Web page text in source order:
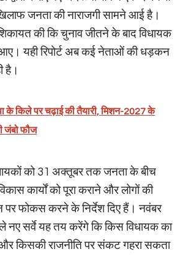
जनता की नाराजगी सामने आई है।
की कि चुनाव जीतने के बाद विधायक
आए। यही रिपोर्ट अब कई नेताओं की धड़कन
है।
के किले पर चढ़ाई की तैयारी, मिशन-2027 के
जंबो फौज
को 31 अक्तूबर तक जनता के बीच
कार्यों को पूरा कराने और लोगों की
फोकस करने के निर्देश दिए हैं। नवंबर
नए सर्वे यह तय करेंगे कि किस विधायक का
किसकी राजनीति पर संकट गहरा सकता